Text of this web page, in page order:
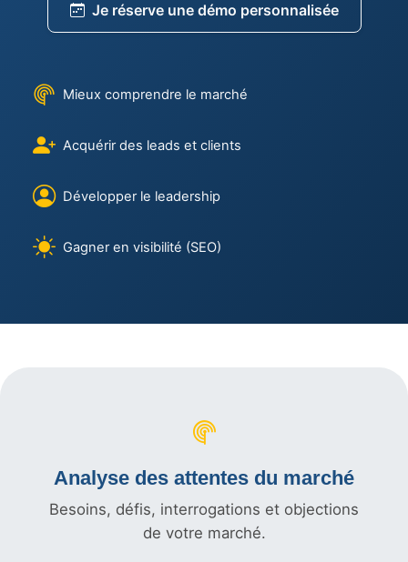
Je réserve une démo personnalisée
Mieux comprendre le marché
Acquérir des leads et clients
Développer le leadership
Gagner en visibilité (SEO)
Analyse des attentes du marché
Besoins, défis, interrogations et objections
de votre marché.